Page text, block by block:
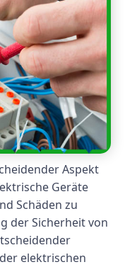
Aspekt
Geräte
Schäden zu
der Sicherheit von
elektrischen